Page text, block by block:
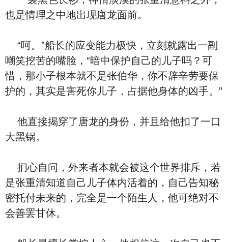
也是情理之中地出现唐龙面前。
“呵。”船长的应变能力极快，立刻就露出一副
嘲笑挖苦的嘴脸，“暗中保护自己的儿子吗？可
惜，那小子根本就不是张伯华，你不辞辛劳要保
护的，其实是害死你儿子，占据他身体的凶手。”
他直接揭穿了唐龙的身份，并且给他扣了一口
大黑锅。
扪心自问，外来者本就会被这个世界排斥，若
是张重清知道自己儿子体内活着的，自己告知秘
密托付未来的，完全是一个陌生人，他可绝对不
会善罢甘休。